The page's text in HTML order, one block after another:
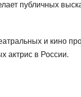
публичных
и кино
актрис в России.